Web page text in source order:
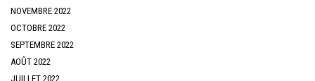
NOVEMBRE 2022
OCTOBRE 2022
SEPTEMBRE 2022
AOÛT 2022
JUILLET 2022